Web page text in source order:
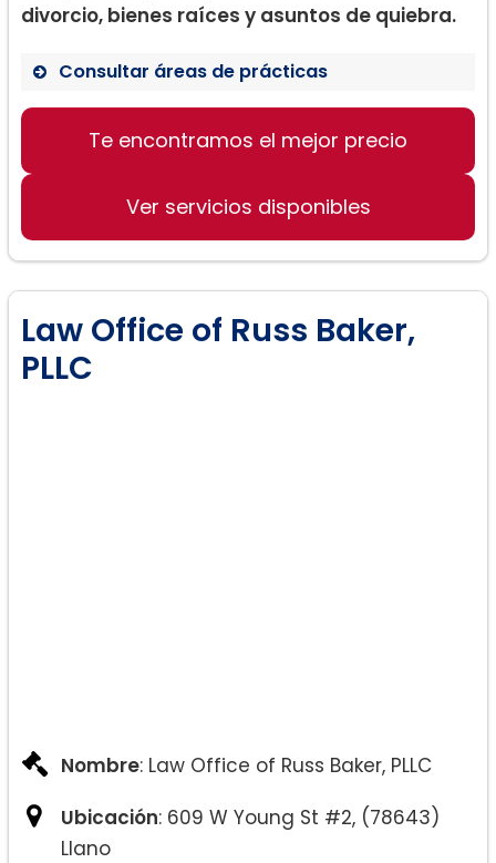
divorcio, bienes raíces y asuntos de quiebra.
Consultar áreas de prácticas
Divorcio y Derecho de familia
Bienes raíces
Te encontramos el mejor precio
Ver servicios disponibles
Law Office of Russ Baker,
PLLC
Nombre: Law Office of Russ Baker, PLLC
Ubicación: 609 W Young St #2, (78643)
Llano